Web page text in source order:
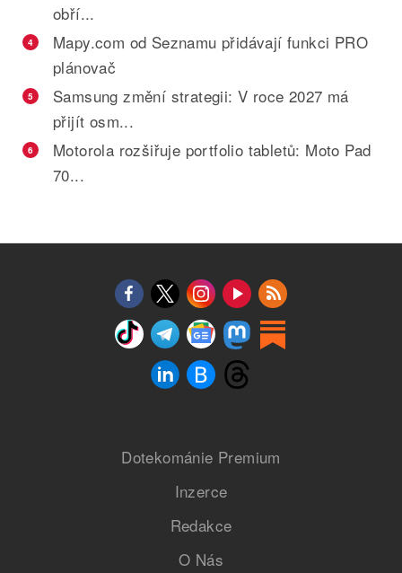
obří...
4
Mapy.com od Seznamu přidávají funkci PRO
plánovač
5
Samsung změní strategii: V roce 2027 má
přijít osm...
6
Motorola rozšiřuje portfolio tabletů: Moto Pad
70...
Dotekománie Premium
Inzerce
Redakce
O Nás